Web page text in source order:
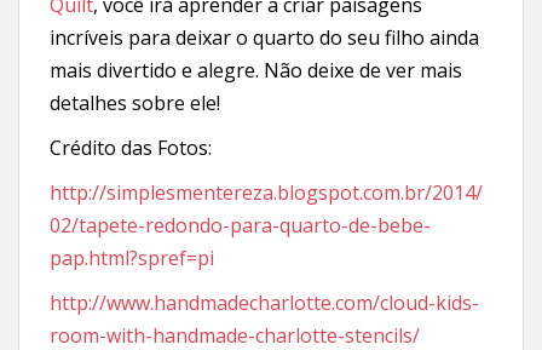
incríveis para deixar o quarto do seu filho ainda
mais divertido e alegre. Não deixe de ver mais
detalhes sobre ele!
Crédito das Fotos:
http://simplesmentereza.blogspot.com.br/2014/
02/tapete-redondo-para-quarto-de-bebe-
pap.html?spref=pi
http://www.handmadecharlotte.com/cloud-kids-
room-with-handmade-charlotte-stencils/